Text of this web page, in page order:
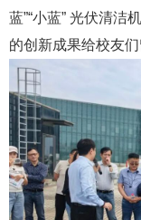
蓝”“小蓝” 光伏清洁
的创新成果给校友们